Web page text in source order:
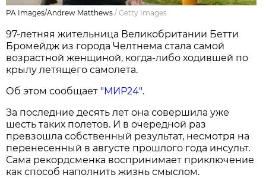
PA Images/Andrew Matthews /Getty Images
97-летняя жительница Великобритании Бетти
Бромейдж из города Челтнема стала самой
возрастной женщиной, когда-либо ходившей по
крылу летящего самолета.
Об этом сообщает "МИР24".
За последние десять лет она совершила уже
шесть таких полетов. И в очередной раз
превзошла собственный результат, несмотря на
перенесенный в августе прошлого года инсульт.
Сама рекордсменка воспринимает приключение
как способ наполнить жизнь смыслом.